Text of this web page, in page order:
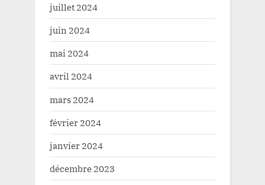
juillet 2024
juin 2024
mai 2024
avril 2024
mars 2024
février 2024
janvier 2024
décembre 2023